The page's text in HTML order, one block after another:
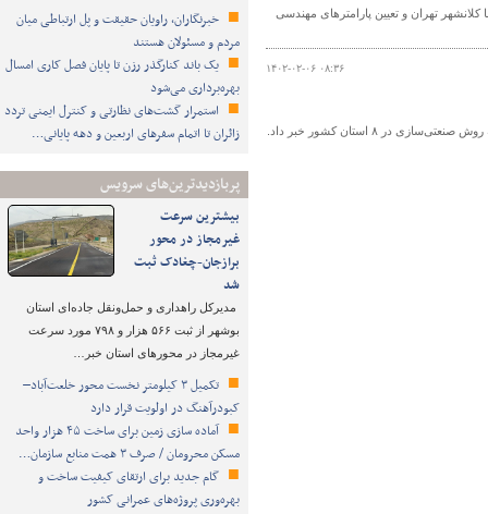
خبرنگاران، راویان حقیقت و پل ارتباطی میان
مردم و مسئولان هستند
یک باند کنارگذر رزن تا پایان فصل کاری امسال
بهره‌برداری می‌شود
استمرار گشت‌های نظارتی و کنترل ایمنی تردد
زائران تا اتمام سفرهای اربعین و دهه پایانی…
پربازدیدترین‌های سرویس
بیشترین سرعت
غیرمجاز در محور
برازجان-چغادک ثبت
شد
مدیرکل راهداری و حمل‌ونقل جاده‌ای استان
بوشهر از ثبت ۵۶۶ هزار و ۷۹۸ مورد سرعت
غیرمجاز در محورهای استان خبر…
تکمیل ۳ کیلومتر نخست محور خلعت‌آباد–
کبودرآهنگ در اولویت قرار دارد
آماده سازی زمین برای ساخت ۴۵ هزار واحد
مسکن محرومان / صرف ۳ همت منابع سازمان…
گام جدید برای ارتقای کیفیت ساخت و
بهره‌وری پروژه‌های عمرانی کشور
تهران و تعیین پارامترهای مهندسی
۱۴۰۲-۰۲-۰۶ ۰۸:۳۶